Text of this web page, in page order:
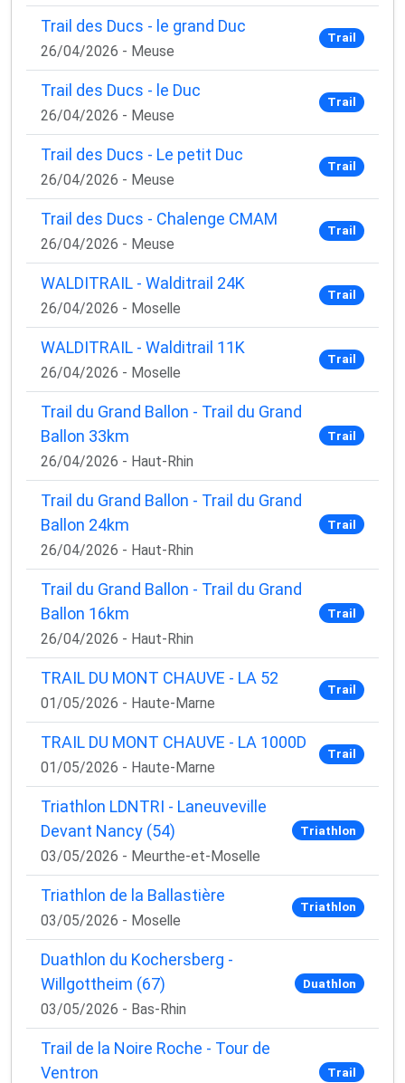
Trail des Ducs - le grand Duc
26/04/2026 - Meuse
Trail
Trail des Ducs - le Duc
26/04/2026 - Meuse
Trail
Trail des Ducs - Le petit Duc
26/04/2026 - Meuse
Trail
Trail des Ducs - Chalenge CMAM
26/04/2026 - Meuse
Trail
WALDITRAIL - Walditrail 24K
26/04/2026 - Moselle
Trail
WALDITRAIL - Walditrail 11K
26/04/2026 - Moselle
Trail
Trail du Grand Ballon - Trail du Grand
Ballon 33km
26/04/2026 - Haut-Rhin
Trail
Trail du Grand Ballon - Trail du Grand
Ballon 24km
26/04/2026 - Haut-Rhin
Trail
Trail du Grand Ballon - Trail du Grand
Ballon 16km
26/04/2026 - Haut-Rhin
Trail
TRAIL DU MONT CHAUVE - LA 52
01/05/2026 - Haute-Marne
Trail
TRAIL DU MONT CHAUVE - LA 1000D
01/05/2026 - Haute-Marne
Trail
Triathlon LDNTRI - Laneuveville
Devant Nancy (54)
03/05/2026 - Meurthe-et-Moselle
Triathlon
Triathlon de la Ballastière
03/05/2026 - Moselle
Triathlon
Duathlon du Kochersberg -
Willgottheim (67)
03/05/2026 - Bas-Rhin
Duathlon
Trail de la Noire Roche - Tour de
Ventron
Trail